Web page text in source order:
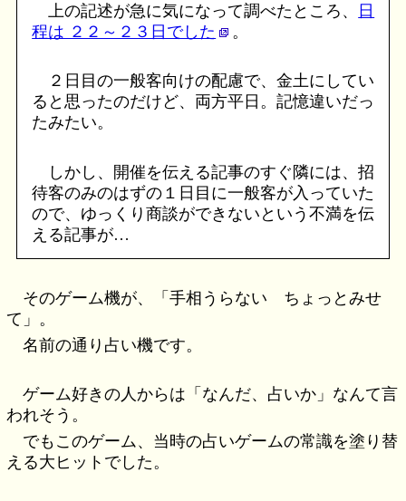
上の記述が急に気になって調べたところ、
日
程は ２２～２３日でした
。
２日目の一般客向けの配慮で、金土にしてい
ると思ったのだけど、両方平日。記憶違いだっ
たみたい。
しかし、開催を伝える記事のすぐ隣には、招
待客のみのはずの１日目に一般客が入っていた
ので、ゆっくり商談ができないという不満を伝
える記事が…
そのゲーム機が、「手相うらない ちょっとみせ
て」。
名前の通り占い機です。
ゲーム好きの人からは「なんだ、占いか」なんて言
われそう。
でもこのゲーム、当時の占いゲームの常識を塗り替
える大ヒットでした。